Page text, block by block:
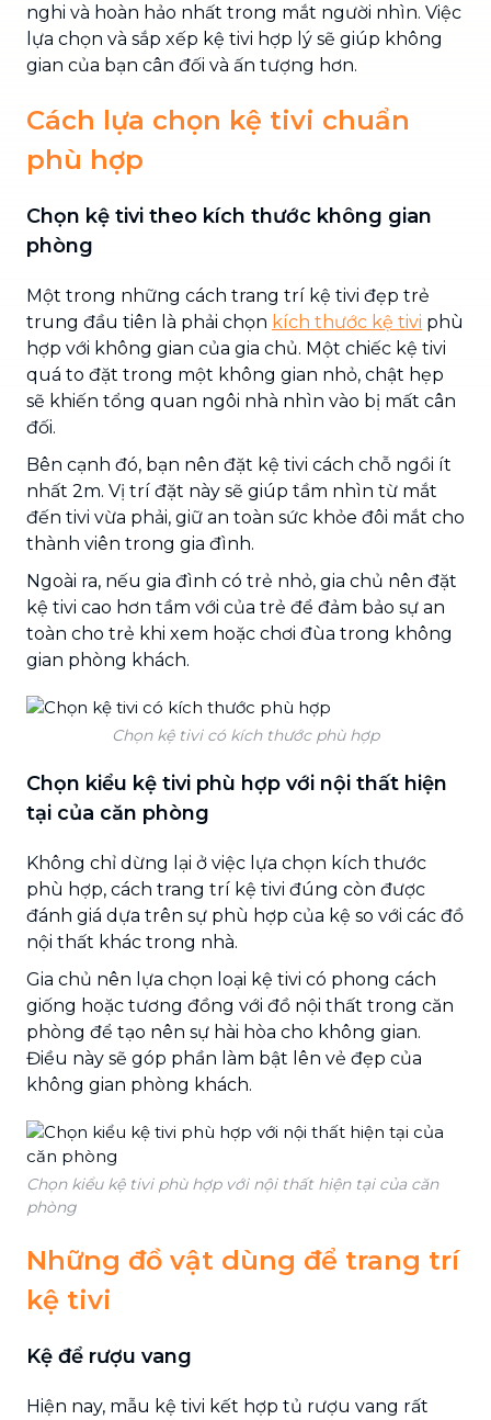
nghi và hoàn hảo nhất trong mắt người nhìn. Việc
lựa chọn và sắp xếp kệ tivi hợp lý sẽ giúp không
gian của bạn cân đối và ấn tượng hơn.
Cách lựa chọn kệ tivi chuẩn
phù hợp
Chọn kệ tivi theo kích thước không gian
phòng
Một trong những cách trang trí kệ tivi đẹp trẻ
trung đầu tiên là phải chọn kích thước kệ tivi phù
hợp với không gian của gia chủ. Một chiếc kệ tivi
quá to đặt trong một không gian nhỏ, chật hẹp
sẽ khiến tổng quan ngôi nhà nhìn vào bị mất cân
đối.
Bên cạnh đó, bạn nên đặt kệ tivi cách chỗ ngồi ít
nhất 2m. Vị trí đặt này sẽ giúp tầm nhìn từ mắt
đến tivi vừa phải, giữ an toàn sức khỏe đôi mắt cho
thành viên trong gia đình.
Ngoài ra, nếu gia đình có trẻ nhỏ, gia chủ nên đặt
kệ tivi cao hơn tầm với của trẻ để đảm bảo sự an
toàn cho trẻ khi xem hoặc chơi đùa trong không
gian phòng khách.
Chọn kệ tivi có kích thước phù hợp
Chọn kiểu kệ tivi phù hợp với nội thất hiện
tại của căn phòng
Không chỉ dừng lại ở việc lựa chọn kích thước
phù hợp, cách trang trí kệ tivi đúng còn được
đánh giá dựa trên sự phù hợp của kệ so với các đồ
nội thất khác trong nhà.
Gia chủ nên lựa chọn loại kệ tivi có phong cách
giống hoặc tương đồng với đồ nội thất trong căn
phòng để tạo nên sự hài hòa cho không gian.
Điều này sẽ góp phần làm bật lên vẻ đẹp của
không gian phòng khách.
Chọn kiểu kệ tivi phù hợp với nội thất hiện tại của căn
phòng
Những đồ vật dùng để trang trí
kệ tivi
Kệ để rượu vang
Hiện nay, mẫu kệ tivi kết hợp tủ rượu vang rất